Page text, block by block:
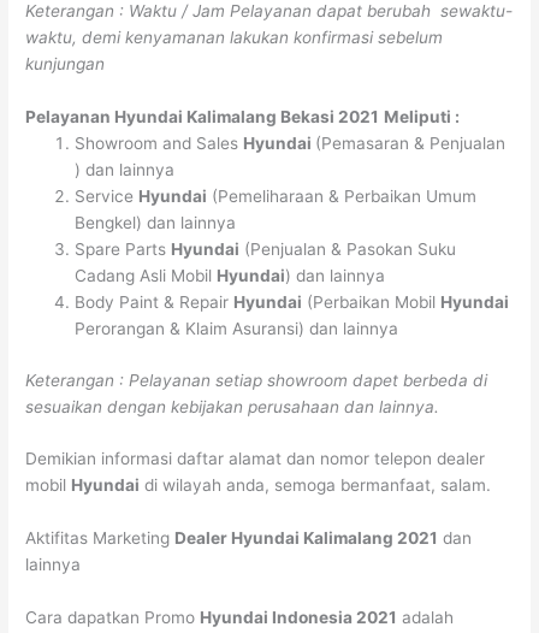
Keterangan : Waktu / Jam Pelayanan dapat berubah sewaktu-
waktu, demi kenyamanan lakukan konfirmasi sebelum
kunjungan
Pelayanan Hyundai Kalimalang Bekasi 2021 Meliputi :
Showroom and Sales Hyundai (Pemasaran & Penjualan
) dan lainnya
Service Hyundai (Pemeliharaan & Perbaikan Umum
Bengkel) dan lainnya
Spare Parts Hyundai (Penjualan & Pasokan Suku
Cadang Asli Mobil Hyundai) dan lainnya
Body Paint & Repair Hyundai (Perbaikan Mobil Hyundai
Perorangan & Klaim Asuransi) dan lainnya
Keterangan : Pelayanan setiap showroom dapet berbeda di
sesuaikan dengan kebijakan perusahaan dan lainnya.
Demikian informasi daftar alamat dan nomor telepon dealer
mobil Hyundai di wilayah anda, semoga bermanfaat, salam.
Aktifitas Marketing Dealer Hyundai Kalimalang 2021 dan
lainnya
Cara dapatkan Promo Hyundai Indonesia 2021 adalah